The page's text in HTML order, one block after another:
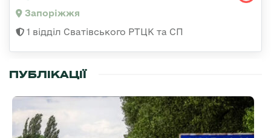
Запоріжжя
1 відділ Сватівського РТЦК та СП
ПУБЛІКАЦІЇ